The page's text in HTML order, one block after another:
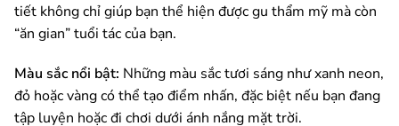
tiết không chỉ giúp bạn thể hiện được gu thẩm mỹ mà còn
“ăn gian” tuổi tác của bạn.
Màu sắc nổi bật: Những màu sắc tươi sáng như xanh neon,
đỏ hoặc vàng có thể tạo điểm nhấn, đặc biệt nếu bạn đang
tập luyện hoặc đi chơi dưới ánh nắng mặt trời.